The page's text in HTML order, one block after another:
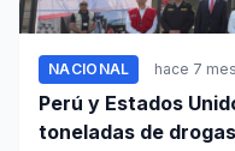
NACIONAL hace 7
Perú y Estados
toneladas de